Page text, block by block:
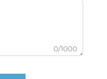
0/1000